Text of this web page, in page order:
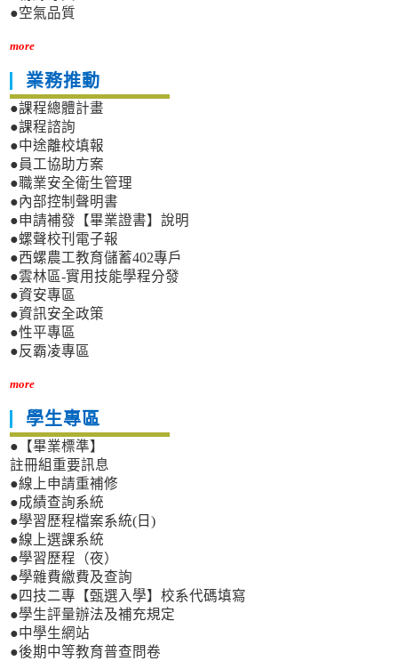
●空氣品質
more
業務推動
●課程總體計畫
●課程諮詢
●中途離校填報
●員工協助方案
●職業安全衛生管理
●內部控制聲明書
●申請補發【畢業證書】說明
●螺聲校刊電子報
●西螺農工教育儲蓄402專戶
●雲林區-實用技能學程分發
●資安專區
●資訊安全政策
●性平專區
●反霸凌專區
more
學生專區
●【畢業標準】
註冊組重要訊息
●線上申請重補修
●成績查詢系統
●學習歷程檔案系統(日)
●線上選課系統
●學習歷程（夜）
●學雜費繳費及查詢
●四技二專【甄選入學】校系代碼填寫
●學生評量辦法及補充規定
●中學生網站
●後期中等教育普查問卷